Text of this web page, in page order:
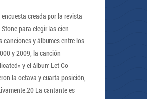
encuesta creada por la revista
para elegir las cien
canciones y álbumes entre los
y 2009, la canción
y el álbum Let Go
la octava y cuarta posición,
La cantante es